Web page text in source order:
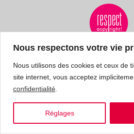
Nous respectons votre vie
Nous utilisons des cookies et ceux de
site internet, vous acceptez
confidentialité
Réglages